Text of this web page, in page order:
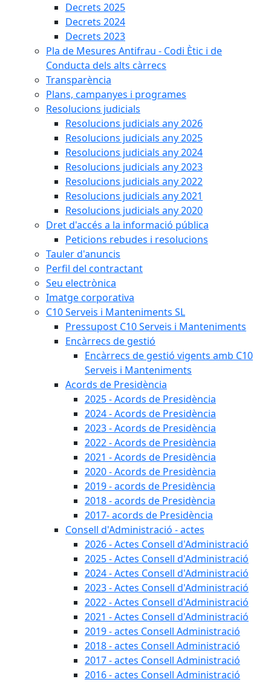
Decrets 2025
Decrets 2024
Decrets 2023
Pla de Mesures Antifrau - Codi Ètic i de
Conducta dels alts càrrecs
Transparència
Plans, campanyes i programes
Resolucions judicials
Resolucions judicials any 2026
Resolucions judicials any 2025
Resolucions judicials any 2024
Resolucions judicials any 2023
Resolucions judicials any 2022
Resolucions judicials any 2021
Resolucions judicials any 2020
Dret d'accés a la informació pública
Peticions rebudes i resolucions
Tauler d'anuncis
Perfil del contractant
Seu electrònica
Imatge corporativa
C10 Serveis i Manteniments SL
Pressupost C10 Serveis i Manteniments
Encàrrecs de gestió
Encàrrecs de gestió vigents amb C10
Serveis i Manteniments
Acords de Presidència
2025 - Acords de Presidència
2024 - Acords de Presidència
2023 - Acords de Presidència
2022 - Acords de Presidència
2021 - Acords de Presidència
2020 - Acords de Presidència
2019 - acords de Presidència
2018 - acords de Presidència
2017- acords de Presidència
Consell d'Administració - actes
2026 - Actes Consell d'Administració
2025 - Actes Consell d'Administració
2024 - Actes Consell d'Administració
2023 - Actes Consell d'Administració
2022 - Actes Consell d'Administració
2021 - Actes Consell d'Administració
2019 - actes Consell Administració
2018 - actes Consell Administració
2017 - actes Consell Administració
2016 - actes Consell Administració